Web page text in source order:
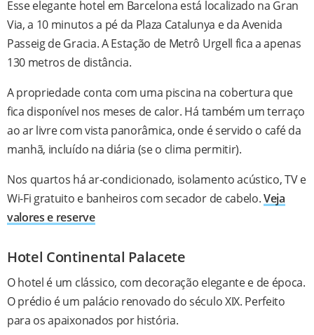
Esse elegante hotel em Barcelona está localizado na Gran
Via, a 10 minutos a pé da Plaza Catalunya e da Avenida
Passeig de Gracia. A Estação de Metrô Urgell fica a apenas
130 metros de distância.
A propriedade conta com uma piscina na cobertura que
fica disponível nos meses de calor. Há também um terraço
ao ar livre com vista panorâmica, onde é servido o café da
manhã, incluído na diária (se o clima permitir).
Nos quartos há ar-condicionado, isolamento acústico, TV e
Wi-Fi gratuito e banheiros com secador de cabelo.Veja
valores e reserve
Hotel Continental Palacete
O hotel é um clássico, com decoração elegante e de época.
O prédio é um palácio renovado do século XIX. Perfeito
para os apaixonados por história.